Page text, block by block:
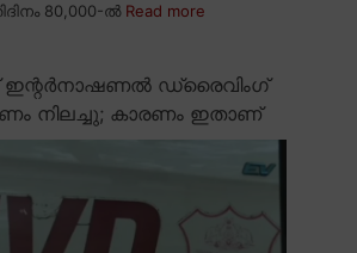
80,000-ൽ Read more
ഡ്രൈവിംഗ്
നിലച്ചു; കാരണം ഇതാണ്